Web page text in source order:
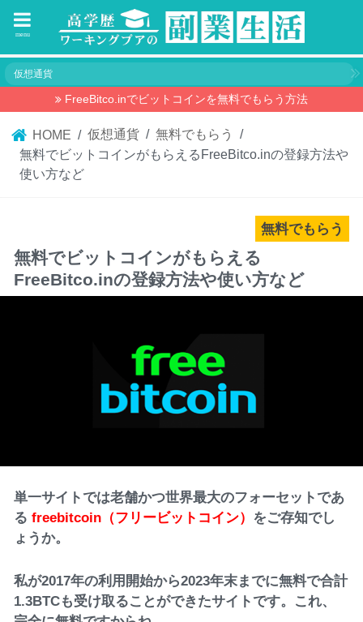
menu
仮想通貨
FreeBitco.inでビットコインを無料でもらう方法
HOME 仮想通貨
無料でもらう
無料でビットコインがもらえるFreeBitco.inの登録方法や
使い方など
無料でもらう
無料でビットコインがもらえる
FreeBitco.inの登録方法や使い方など
単一サイトでは老舗かつ世界最大のフォーセットであ
る freebitcoin（フリービットコイン） をご存知でし
ょうか。
私が2017年の利用開始から2023年末までに無料で合計
1.3BTCも受け取ることができたサイトです。これ、